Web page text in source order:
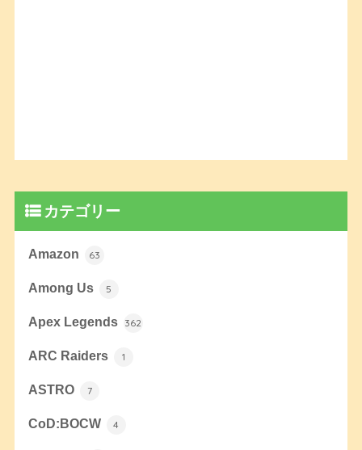
カテゴリー
Amazon 63
Among Us 5
Apex Legends 362
ARC Raiders 1
ASTRO 7
CoD:BOCW 4